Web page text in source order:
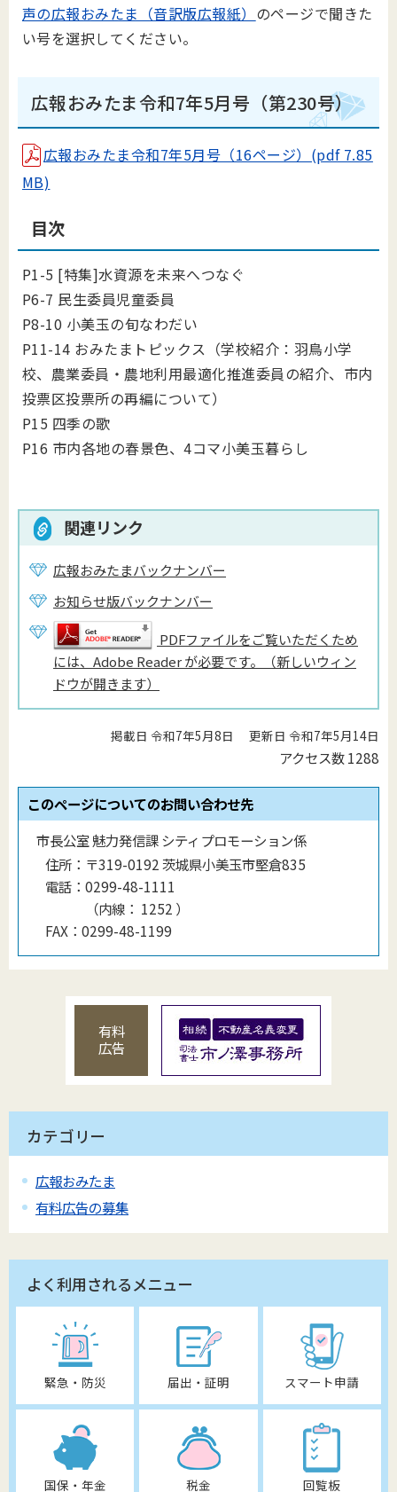
声の広報おみたま（音訳版広報紙） のページで聞きた
い号を選択してください。
広報おみたま令和7年5月号（第230号）
広報おみたま令和7年5月号（16ページ）(pdf 7.85
MB)
目次
P1-5 [特集]水資源を未来へつなぐ
P6-7 民生委員児童委員
P8-10 小美玉の旬なわだい
P11-14 おみたまトピックス（学校紹介：羽鳥小学
校、農業委員・農地利用最適化推進委員の紹介、市内
投票区投票所の再編について）
P15 四季の歌
P16 市内各地の春景色、4コマ小美玉暮らし
関連リンク
広報おみたまバックナンバー
お知らせ版バックナンバー
PDFファイルをご覧いただくため
には、Adobe Reader が必要です。（新しいウィン
ドウが開きます）
掲載日 令和7年5月8日 更新日 令和7年5月14日
アクセス数1288
このページについてのお問い合わせ先
市長公室 魅力発信課 シティプロモーション係
住所： 〒319-0192 茨城県小美玉市堅倉835
電話： 0299-48-1111
（内線 ： 1252 ）
FAX： 0299-48-1199
有料
広告
カテゴリー
広報おみたま
有料広告の募集
よく利用されるメニュー
緊急・防災 届出・証明 スマート申請
国保・年金 税金 回覧板